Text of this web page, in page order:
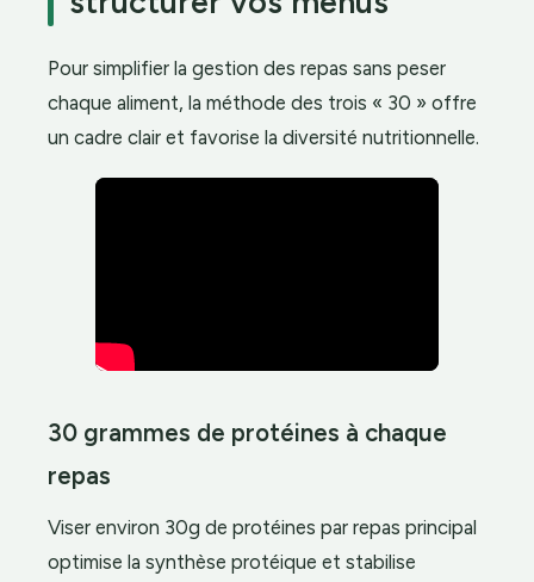
Pour simplifier la gestion des repas sans peser
chaque aliment, la méthode des trois « 30 » offre
un cadre clair et favorise la diversité nutritionnelle.
30 grammes de protéines à chaque
repas
Viser environ 30g de protéines par repas principal
optimise la synthèse protéique et stabilise